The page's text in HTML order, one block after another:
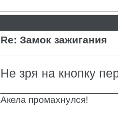
Re: Замок зажигания
Не зря на кнопку
Акела промахнулся!